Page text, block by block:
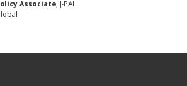
Associate, J-PAL